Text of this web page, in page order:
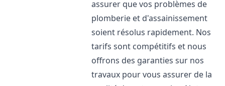
assurer que vos problèmes de
plomberie et d'assainissement
soient résolus rapidement. Nos
tarifs sont compétitifs et nous
offrons des garanties sur nos
travaux pour vous assurer de la